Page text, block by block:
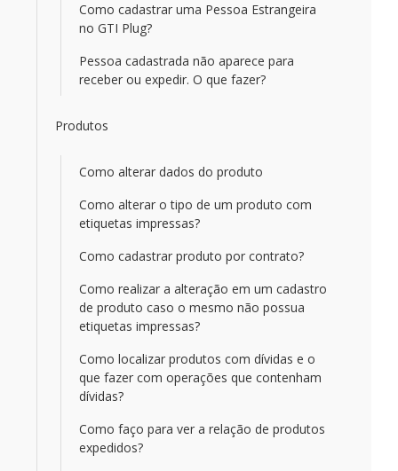
Como cadastrar uma Pessoa Estrangeira
no GTI Plug?
Pessoa cadastrada não aparece para
receber ou expedir. O que fazer?
Produtos
Como alterar dados do produto
Como alterar o tipo de um produto com
etiquetas impressas?
Como cadastrar produto por contrato?
Como realizar a alteração em um cadastro
de produto caso o mesmo não possua
etiquetas impressas?
Como localizar produtos com dívidas e o
que fazer com operações que contenham
dívidas?
Como faço para ver a relação de produtos
expedidos?